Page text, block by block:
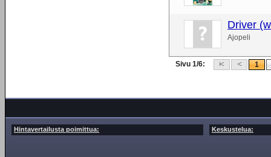
Driver
Ajopeli
Sivu 1/6: 1
Hintavertailusta poimittua: Keskustelua: